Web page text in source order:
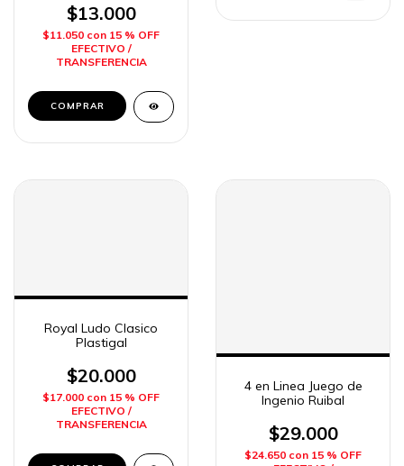
$13.000
$11.050 con 15 % OFF
EFECTIVO /
TRANSFERENCIA
Royal Ludo Clasico
Plastigal
$20.000
$17.000 con 15 % OFF
EFECTIVO /
TRANSFERENCIA
4 en Linea Juego de
Ingenio Ruibal
$29.000
$24.650 con 15 % OFF